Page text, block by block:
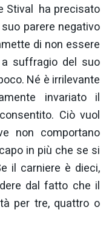
Stival ha precisato
parere negativo
di non essere
suffragio del suo
Né è irrilevante
invariato il
Ciò vuol
non comportano
in più che se si
il carniere è dieci,
dal fatto che il
per tre, quattro o